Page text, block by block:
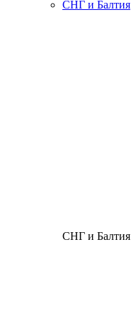
СНГ и Балтия
СНГ и Балтия